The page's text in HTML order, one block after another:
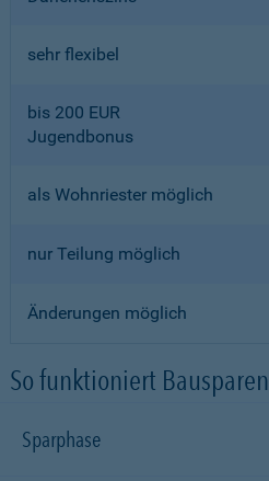
sehr flexibel
bis 200 EUR
Jugendbonus
als Wohnriester möglich
nur Teilung möglich
Änderungen möglich
So funktioniert Bausparen
Sparphase